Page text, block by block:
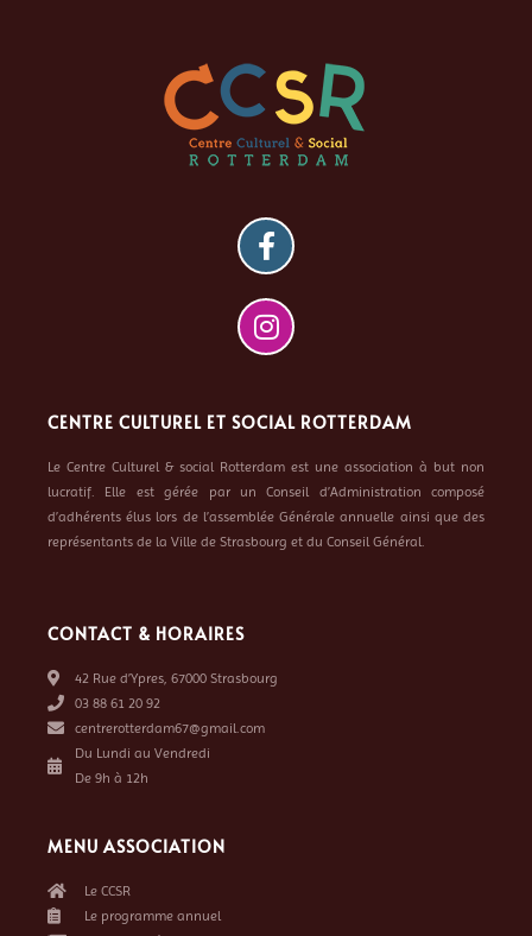
CENTRE CULTUREL ET SOCIAL ROTTERDAM
Le Centre Culturel & social Rotterdam est une association à but non
lucratif. Elle est gérée par un Conseil d’Administration composé
d’adhérents élus lors de l’assemblée Générale annuelle ainsi que des
représentants de la Ville de Strasbourg et du Conseil Général.
CONTACT & HORAIRES
42 Rue d’Ypres, 67000 Strasbourg
03 88 61 20 92
centrerotterdam67@gmail.com
Du Lundi au Vendredi
De 9h à 12h
MENU ASSOCIATION
Le CCSR
Le programme annuel